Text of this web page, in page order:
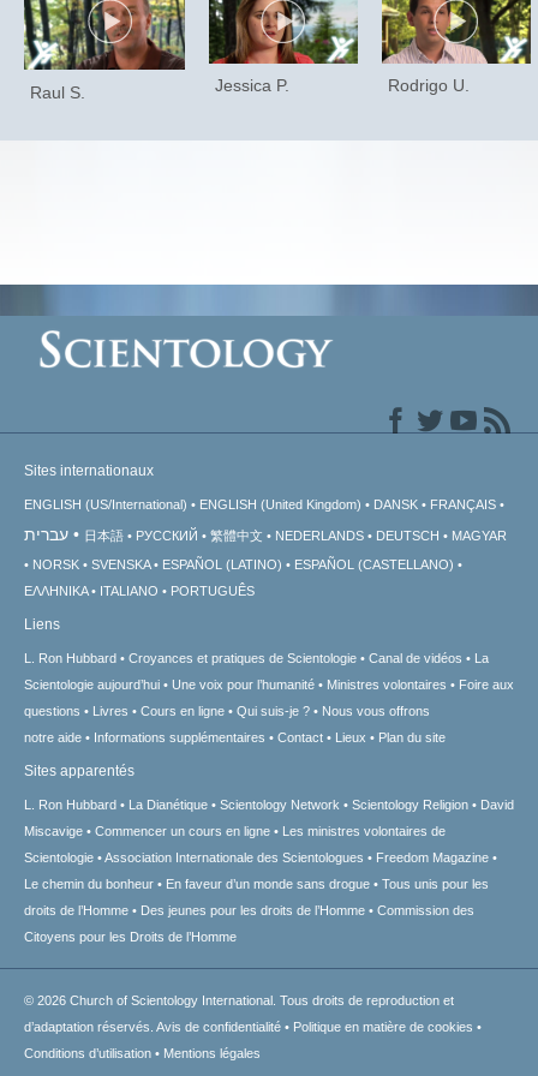
Raul S. Jessica P. Rodrigo U.
Sites internationaux
ENGLISH (US/International) ENGLISH (United Kingdom) DANSK FRANÇAIS
עברית 日本語 РУССКИЙ 繁體中文 NEDERLANDS DEUTSCH
MAGYAR
NORSK
SVENSKA ESPAÑOL (LATINO)
ESPAÑOL (CASTELLANO)
ΕΛΛΗΝΙΚA
ITALIANO PORTUGUÊS
Liens
L. Ron Hubbard Croyances et pratiques de Scientologie Canal de vidéos
La
Scientologie aujourd’hui
Une voix pour l’humanité Ministres volontaires
Foire aux
questions
Livres Cours en ligne Qui suis-je ?
Nous vous offrons
notre aide
Informations supplémentaires Contact Lieux Plan du site
Sites apparentés
L. Ron Hubbard La Dianétique Scientology Network Scientology Religion
David
Miscavige
Commencer un cours en ligne
Les ministres volontaires de
Scientologie
Association Internationale des Scientologues
Freedom Magazine
Le chemin du bonheur
En faveur d’un monde sans drogue
Tous unis pour les
droits de l’Homme
Des jeunes pour les droits de l’Homme
Commission des
Citoyens pour les Droits de l’Homme
© 2026 Church of Scientology International. Tous droits de reproduction et
d’adaptation réservés. Avis de confidentialité • Politique en matière de cookies •
Conditions d’utilisation • Mentions légales